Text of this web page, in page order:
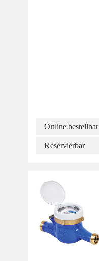
Online bestellbar
Reservierbar